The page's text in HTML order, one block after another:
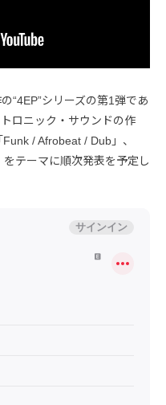
“4EP”シリーズの第1弾であ
ロニック・サウンドの作
/ Afrobeat / Dub」、
をテーマに順次発表を予定し